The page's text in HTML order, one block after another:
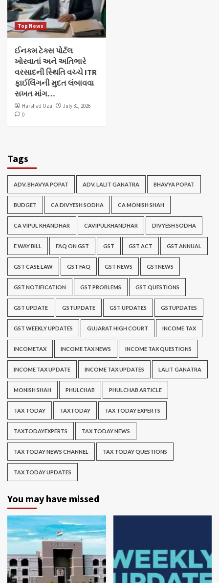
Top News
ઈનકમ ટેક્સ પોર્ટલ
ખોરવાતાં અને અતિભારે
વરસાદની સ્થિતિ વચ્ચે ITR
ફાઈલિંગની મુદત લંબાવવા
સખત માંગ…
Harshad Oza
July 31, 2026
0
Tags
ADV. BHAVYA POPAT ADV. LALIT GANATRA BHAVYA POPAT
BUDGET CA DIVYESH SODHA CA MONISH SHAH
CA VIPUL KHANDHAR CAVIPULKHANDHAR DIVYESH SODHA
E WAY BILL FAQ ON GST GST GST ACT GST ANNUAL
GST CASE LAW GST FAQ GST NEWS GSTNEWS
GST NOTIFICATION GST PROBLEMS GST QUESTIONS
GST UPDATE GSTUPDATE GST UPDATES GSTUPDATES
GST WEEKLY UPDATES GUJARAT HIGH COURT INCOME TAX
INCOMETAX INCOME TAX NEWS INCOME TAX QUESTIONS
INCOME TAX UPDATE INCOME TAX UPDATES LALIT GANATRA
MONISH SHAH PHULCHAB PHULCHAB ARTICLE
TAX TODAY TAXTODAY TAX TODAY EXPERTS
TAXTODAYEXPERTS TAX TODAY NEWS
TAX TODAY NEWS CHANNEL TAX TODAY QUESTIONS
TAX TODAY UPDATES
You may have missed